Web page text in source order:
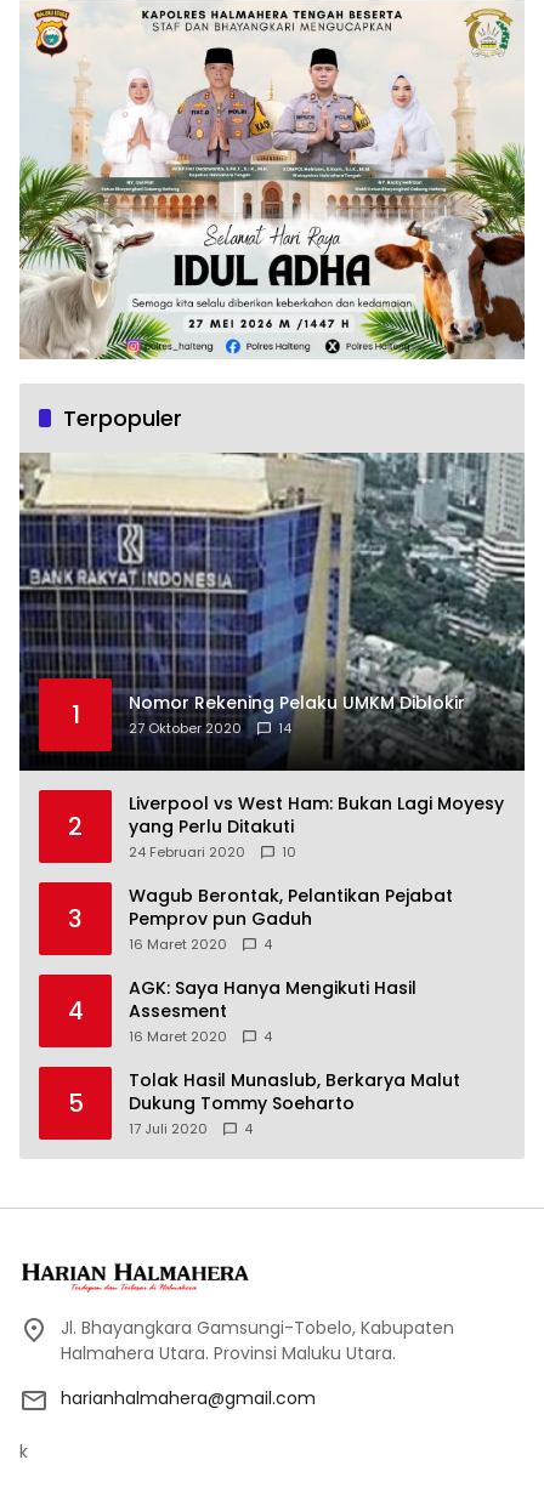
Terpopuler
1 Nomor Rekening Pelaku UMKM Diblokir
27 Oktober 2020 14
2
Liverpool vs West Ham: Bukan Lagi Moyesy
yang Perlu Ditakuti
24 Februari 2020 10
3
Wagub Berontak, Pelantikan Pejabat
Pemprov pun Gaduh
16 Maret 2020 4
4
AGK: Saya Hanya Mengikuti Hasil
Assesment
16 Maret 2020 4
5
Tolak Hasil Munaslub, Berkarya Malut
Dukung Tommy Soeharto
17 Juli 2020 4
Jl. Bhayangkara Gamsungi-Tobelo, Kabupaten
Halmahera Utara. Provinsi Maluku Utara.
harianhalmahera@gmail.com
k